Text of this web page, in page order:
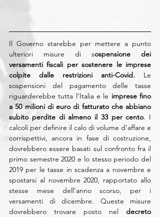
Il Governo starebbe per mettere a punto
ulteriori misure di sospensione dei
versamenti fiscali per sostenere le imprese
colpite dalle restrizioni anti-Covid. Le
sospensioni del pagamento delle tasse
riguarderebbe tutta l’Italia e le imprese fino
a 50 milioni di euro di fatturato che abbiano
subito perdite di almeno il 33 per cento. I
calcoli per definire il calo di volume d’affare e
corrispettivi, ancora in fase di costruzione,
dovrebbero essere basati sul confronto fra il
primo semestre 2020 e lo stesso periodo del
2019 per le tasse in scadenza a novembre e
spostarsi al novembre 2020, rapportato allo
stesse mese dell’anno scorso, per i
versamenti di dicembre. Queste misure
dovrebbero trovare posto nel decreto